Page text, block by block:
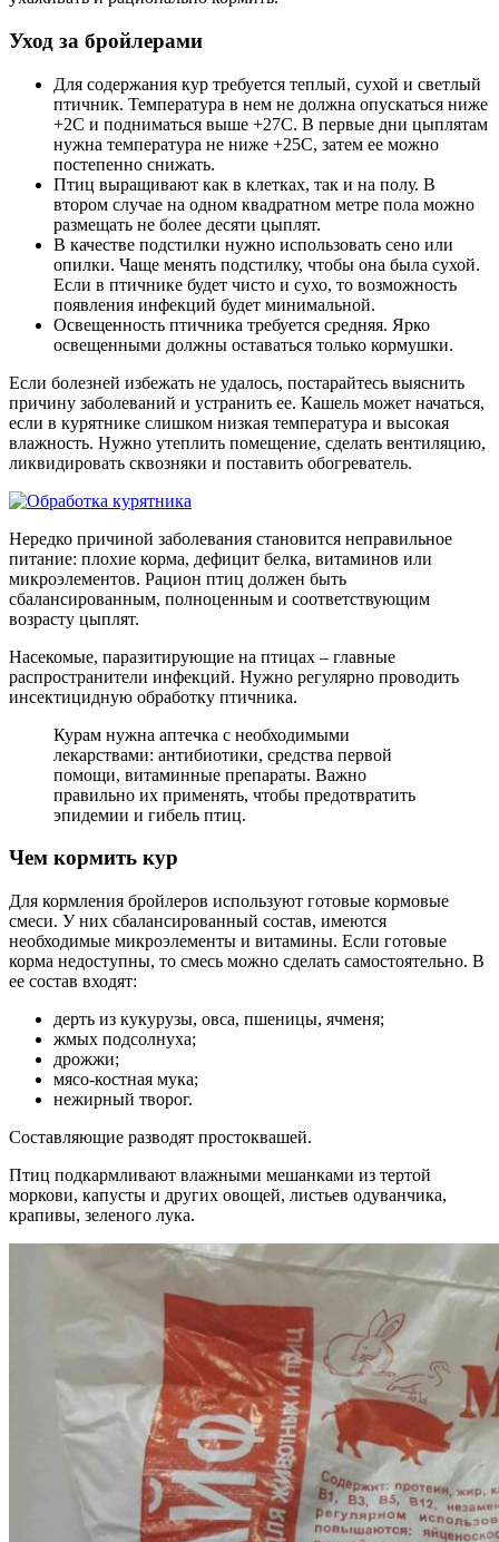
Уход за бройлерами
Для содержания кур требуется теплый, сухой и светлый
птичник. Температура в нем не должна опускаться ниже
+2С и подниматься выше +27С. В первые дни цыплятам
нужна температура не ниже +25С, затем ее можно
постепенно снижать.
Птиц выращивают как в клетках, так и на полу. В
втором случае на одном квадратном метре пола можно
размещать не более десяти цыплят.
В качестве подстилки нужно использовать сено или
опилки. Чаще менять подстилку, чтобы она была сухой.
Если в птичнике будет чисто и сухо, то возможность
появления инфекций будет минимальной.
Освещенность птичника требуется средняя. Ярко
освещенными должны оставаться только кормушки.
Если болезней избежать не удалось, постарайтесь выяснить
причину заболеваний и устранить ее. Кашель может начаться,
если в курятнике слишком низкая температура и высокая
влажность. Нужно утеплить помещение, сделать вентиляцию,
ликвидировать сквозняки и поставить обогреватель.
Нередко причиной заболевания становится неправильное
питание: плохие корма, дефицит белка, витаминов или
микроэлементов. Рацион птиц должен быть
сбалансированным, полноценным и соответствующим
возрасту цыплят.
Насекомые, паразитирующие на птицах – главные
распространители инфекций. Нужно регулярно проводить
инсектицидную обработку птичника.
Курам нужна аптечка с необходимыми
лекарствами: антибиотики, средства первой
помощи, витаминные препараты. Важно
правильно их применять, чтобы предотвратить
эпидемии и гибель птиц.
Чем кормить кур
Для кормления бройлеров используют готовые кормовые
смеси. У них сбалансированный состав, имеются
необходимые микроэлементы и витамины. Если готовые
корма недоступны, то смесь можно сделать самостоятельно. В
ее состав входят:
дерть из кукурузы, овса, пшеницы, ячменя;
жмых подсолнуха;
дрожжи;
мясо-костная мука;
нежирный творог.
Составляющие разводят простоквашей.
Птиц подкармливают влажными мешанками из тертой
моркови, капусты и других овощей, листьев одуванчика,
крапивы, зеленого лука.